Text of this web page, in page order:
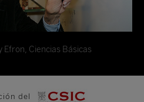
Efron, Ciencias Básicas
del